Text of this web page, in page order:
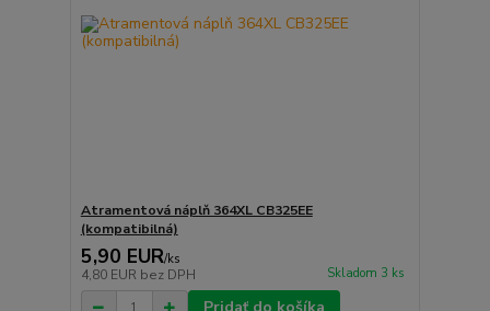
Atramentová náplň 364XL CB325EE
(kompatibilná)
5,90 EUR/ks
4,80 EUR bez DPH Skladom 3 ks